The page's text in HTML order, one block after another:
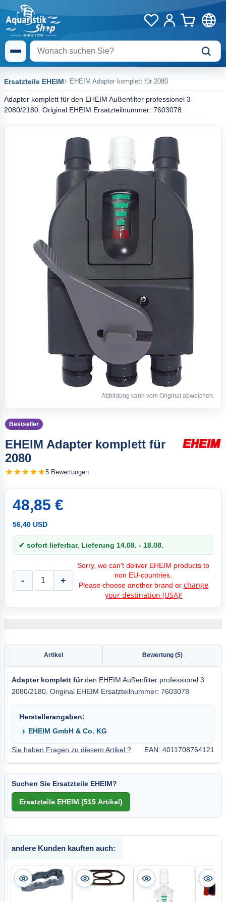
Ersatzteile EHEIM EHEIM Adapter komplett für 2080
Adapter komplett für den EHEIM Außenfilter professionel 3
2080/2180. Original EHEIM Ersatzteilnummer: 7603078.
Abbildung kann vom Original abweichen.
Bestseller
EHEIM Adapter komplett für
2080
5 Bewertungen
48,85 €
56,40 USD
✔ sofort lieferbar, Lieferung 14.08. - 18.08.
- +
Sorry, we can't deliver EHEIM products to
non EU-countries.
Please choose another brand or change
your destination (USA)!
Artikel Bewertung (5)
Adapter komplett fürden EHEIM Außenfilter professionel 3
2080/2180. Original EHEIM Ersatzteilnummer: 7603078
Herstellerangaben:
EHEIM GmbH & Co. KG
EAN: 4011708764121
Sie haben Fragen zu diesem Artikel ?
Suchen Sie Ersatzteile EHEIM?
andere Kunden kauften auch: